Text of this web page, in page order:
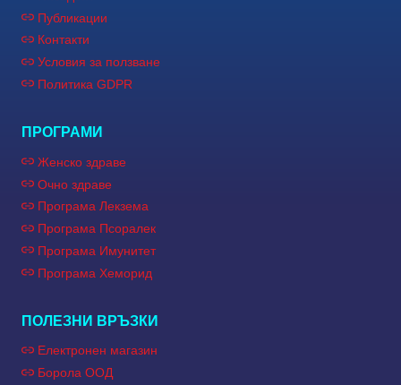
Публикации
Контакти
Условия за ползване
Политика GDPR
ПРОГРАМИ
Женско здраве
Очно здраве
Програма Лекзема
Програма Псоралек
Програма Имунитет
Програма Хеморид
ПОЛЕЗНИ ВРЪЗКИ
Електронен магазин
Борола ООД